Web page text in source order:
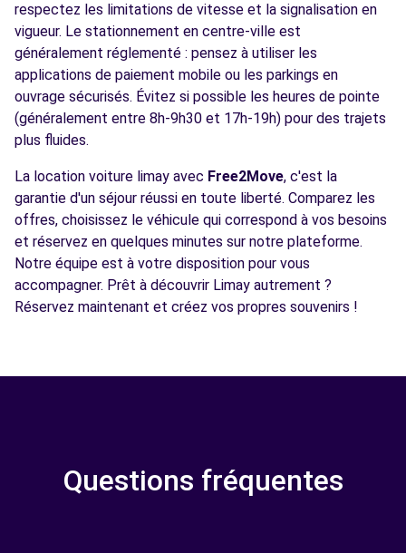
respectez les limitations de vitesse et la signalisation en
vigueur. Le stationnement en centre-ville est
généralement réglementé : pensez à utiliser les
applications de paiement mobile ou les parkings en
ouvrage sécurisés. Évitez si possible les heures de pointe
(généralement entre 8h-9h30 et 17h-19h) pour des trajets
plus fluides.
La location voiture limay avec Free2Move, c'est la
garantie d'un séjour réussi en toute liberté. Comparez les
offres, choisissez le véhicule qui correspond à vos besoins
et réservez en quelques minutes sur notre plateforme.
Notre équipe est à votre disposition pour vous
accompagner. Prêt à découvrir Limay autrement ?
Réservez maintenant et créez vos propres souvenirs !
Questions fréquentes